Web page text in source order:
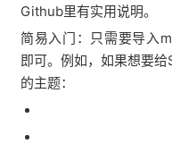
Github里有实用说明。
简易入门：只需要导入
即可。例如，如果想要
的主题：